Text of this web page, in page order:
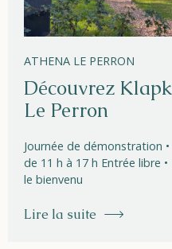
ATHENA LE PERRON
Découvrez
Le Perron
Journée de démonstration
de 11 h à 17 h Entrée libre
le bienvenu
Lire la suite